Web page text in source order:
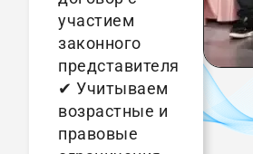
участием
законного
представителя
✔ Учитываем
возрастные и
правовые